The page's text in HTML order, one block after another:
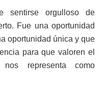
sentirse orgulloso de
Fue una oportunidad
oportunidad única y que
para que valoren el
nos representa como